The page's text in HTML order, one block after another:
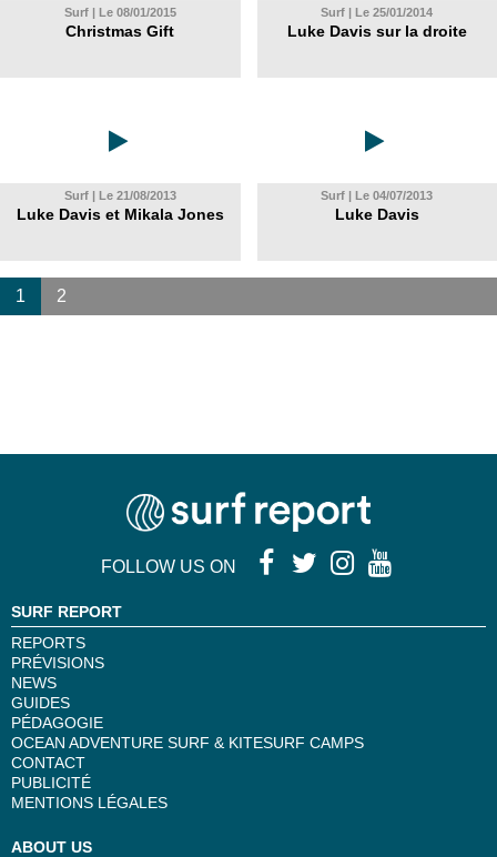
Surf | Le 08/01/2015
Christmas Gift
Surf | Le 25/01/2014
Luke Davis sur la droite
Surf | Le 21/08/2013
Luke Davis et Mikala Jones
Surf | Le 04/07/2013
Luke Davis
1 2
FOLLOW US ON
SURF REPORT
REPORTS
PRÉVISIONS
NEWS
GUIDES
PÉDAGOGIE
OCEAN ADVENTURE SURF & KITESURF CAMPS
CONTACT
PUBLICITÉ
MENTIONS LÉGALES
ABOUT US